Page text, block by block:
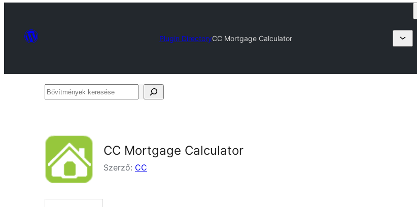
Plugin DirectoryCC Mortgage Calculator
Bővítmények
CC Mortgage Calculator
Szerző: CC